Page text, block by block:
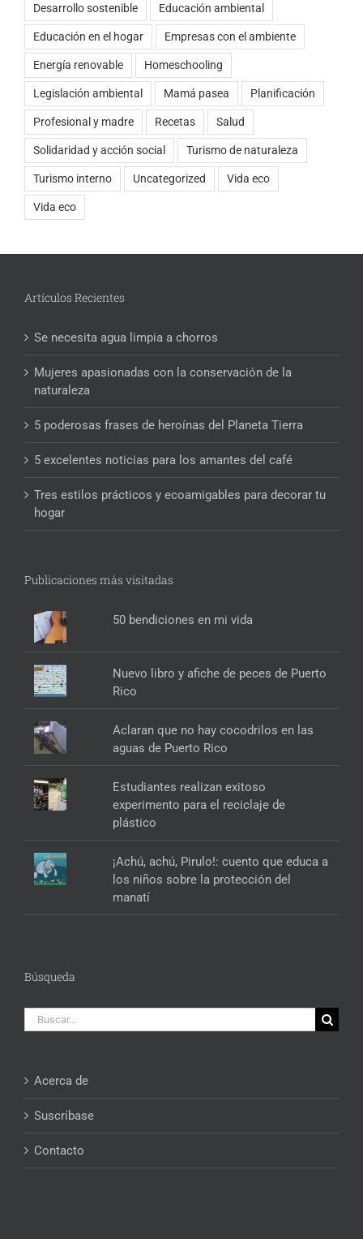
Desarrollo sostenible Educación ambiental
Educación en el hogar Empresas con el ambiente
Energía renovable Homeschooling
Legislación ambiental Mamá pasea Planificación
Profesional y madre Recetas Salud
Solidaridad y acción social Turismo de naturaleza
Turismo interno Uncategorized Vida eco
Vida eco
Artículos Recientes
Se necesita agua limpia a chorros
Mujeres apasionadas con la conservación de la
naturaleza
5 poderosas frases de heroínas del Planeta Tierra
5 excelentes noticias para los amantes del café
Tres estilos prácticos y ecoamigables para decorar tu
hogar
Publicaciones más visitadas
50 bendiciones en mi vida
Nuevo libro y afiche de peces de Puerto
Rico
Aclaran que no hay cocodrilos en las
aguas de Puerto Rico
Estudiantes realizan exitoso
experimento para el reciclaje de
plástico
¡Achú, achú, Pirulo!: cuento que educa a
los niños sobre la protección del
manatí
Búsqueda
Buscar:
Acerca de
Suscríbase
Contacto